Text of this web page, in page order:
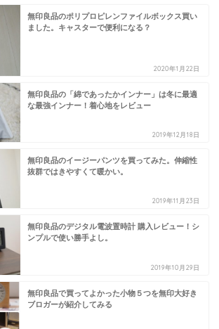
無印良品のポリプロピレンファイルボックス買い
ました。キャスターで便利になる？
2020年1月22日
無印良品の「綿であったかインナー」は冬に最適
な最強インナー！着心地をレビュー
2019年12月18日
無印良品のイージーパンツを買ってみた。伸縮性
抜群ではきやすくて暖かい。
2019年11月23日
無印良品のデジタル電波置時計 購入レビュー！シ
ンプルで使い勝手よし。
2019年10月29日
無印良品で買ってよかった小物５つを無印大好き
ブロガーが紹介してみる